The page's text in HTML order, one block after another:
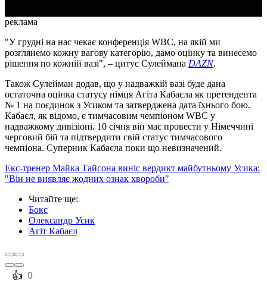
реклама
"У грудні на нас чекає конференція WBC, на якій ми
розглянемо кожну вагову категорію, дамо оцінку та винесемо
рішення по кожній вазі", – цитує Сулеймана DAZN.
Також Сулейман додав, що у надважкій вазі буде дана
остаточна оцінка статусу німця Агіта Кабаєла як претендента
№ 1 на поєдинок з Усиком та затверджена дата їхнього бою.
Кабаєл, як відомо, є тимчасовим чемпіоном WBC у
надважкому дивізіоні. 10 січня він має провести у Німеччині
черговий бій та підтвердити свій статус тимчасового
чемпіона. Суперник Кабаєла поки що невизначений.
Екс-тренер Майка Тайсона виніс вердикт майбутньому Усика:
"Він не виявляє жодних ознак хвороби"
Читайте ще:
Бокс
Олександр Усик
Агіт Кабаєл
️👍 0